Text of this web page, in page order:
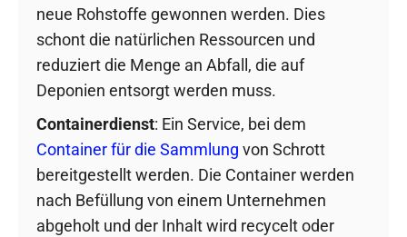
neue Rohstoffe gewonnen werden. Dies
schont die natürlichen Ressourcen und
reduziert die Menge an Abfall, die auf
Deponien entsorgt werden muss.
Containerdienst: Ein Service, bei dem
Container für die Sammlung von Schrott
bereitgestellt werden. Die Container werden
nach Befüllung von einem Unternehmen
abgeholt und der Inhalt wird recycelt oder